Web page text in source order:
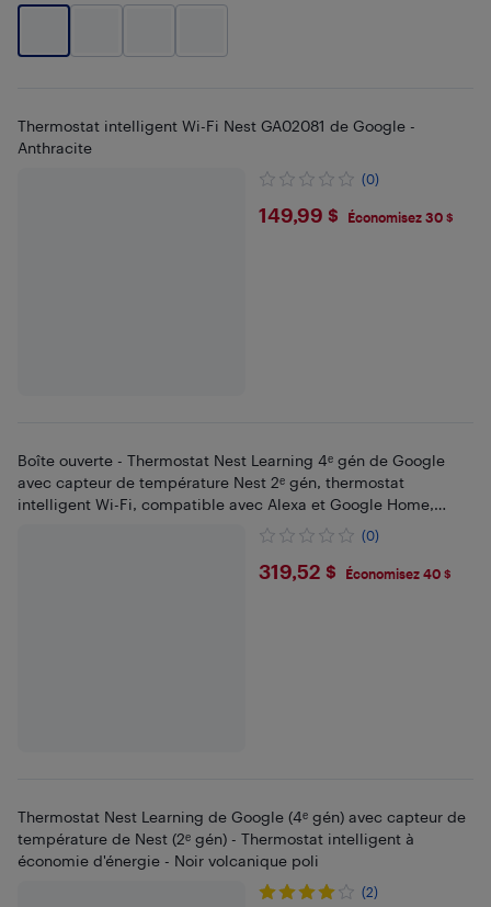
Thermostat intelligent Wi-Fi Nest GA02081 de Google -
Anthracite
(0)
$149.99
149,99 $ Économisez 30 $
Boîte ouverte - Thermostat Nest Learning 4ᵉ gén de Google
avec capteur de température Nest 2ᵉ gén, thermostat
intelligent Wi-Fi, compatible avec Alexa et Google Home,
(0)
$319.52
319,52 $ Économisez 40 $
Thermostat Nest Learning de Google (4ᵉ gén) avec capteur de
température de Nest (2ᵉ gén) - Thermostat intelligent à
économie d'énergie - Noir volcanique poli
(2)